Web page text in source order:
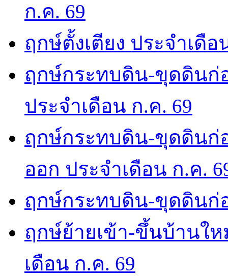
ก.ค. 69
ฤกษ์ตั้งเตียง ประจำเดือ
ฤกษ์กระทบดิน-ขุดดินก่
ประจำเดือน ก.ค. 69
ฤกษ์กระทบดิน-ขุดดินก่
ออก ประจำเดือน ก.ค.
ฤกษ์กระทบดิน-ขุดดินก่
ฤกษ์ย้ายเข้า-ขึ้นบ้านใ
เดือน ก.ค. 69